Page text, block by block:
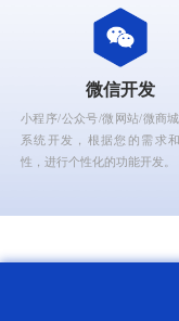
微信开发
小程序/公众号/微网站/微商
系统开发，根据您的需求
性，进行个性化的功能开发。